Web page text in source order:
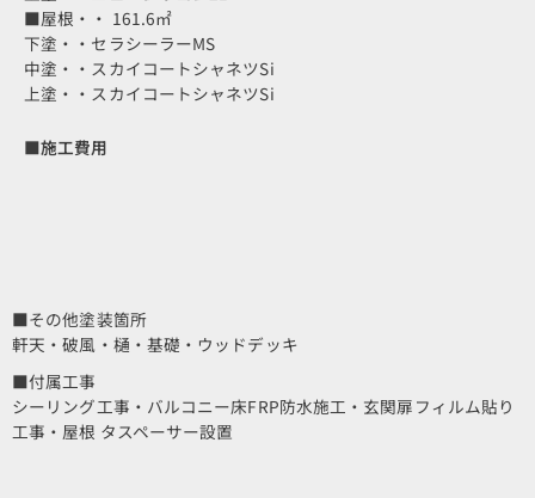
■屋根・・ 161.6㎡
下塗・・セラシーラーMS
中塗・・スカイコートシャネツSi
上塗・・スカイコートシャネツSi
■施工費用
■その他塗装箇所
軒天・破風・樋・基礎・ウッドデッキ
■付属工事
シーリング工事・バルコニー床FRP防水施工・玄関扉フィルム貼り
工事・屋根 タスペーサー設置